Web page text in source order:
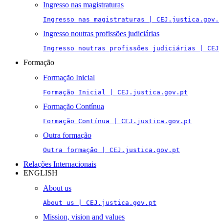
Ingresso nas magistraturas
Ingresso nas magistraturas |
Ingresso noutras profissões judiciárias
Ingresso noutras profissões judiciárias |
Formação
Formação Inicial
Formação Inicial | CEJ.justica.gov.pt
Formação Contínua
Formação Contínua | CEJ.justica.gov.pt
Outra formação
Outra formação | CEJ.justica.gov.pt
Relações Internacionais
ENGLISH
About us
About us | CEJ.justica.gov.pt
Mission, vision and values